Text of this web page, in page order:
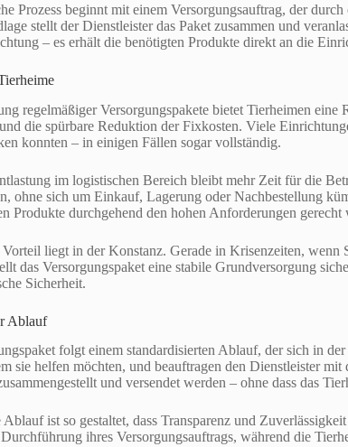
Prozess beginnt mit einem Versorgungsauftrag, der
stellt der Dienstleister das Paket zusammen und
– es erhält die benötigten Produkte direkt an die
regelmäßiger Versorgungspakete bietet Tierheimen
die spürbare Reduktion der Fixkosten. Viele
konnten – in einigen Fällen sogar vollständig.
im logistischen Bereich bleibt mehr Zeit für die
ohne sich um Einkauf, Lagerung oder Nachbestellung
Produkte durchgehend den hohen Anforderungen gerecht
liegt in der Konstanz. Gerade in Krisenzeiten, wenn
das Versorgungspaket eine stabile Grundversorgung
Sicherheit.
Ablauf
folgt einem standardisierten Ablauf, der sich in
sie helfen möchten, und beauftragen den Dienstleister
und versendet werden – ohne dass das
Ablauf ist so gestaltet, dass Transparenz und
ihres Versorgungsauftrags, während die